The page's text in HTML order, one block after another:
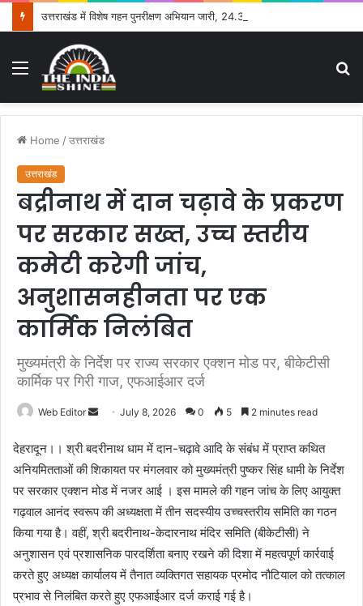
Menu
Home /उत्तराखंड
उत्तराखंड
बद्रीनाथ में दान चढ़ावे के प्रकरण
पर सरकार सख्त, उच्च स्तरीय
कमेटी करेगी जांच,
अनुशासनहीनता पर एक
कार्मिक निलंबित
मुख्यमंत्री के निर्देश पर राज्य सरकार एक्शन मोड पर, बीकेटीसी
कार्मिक पर गिरी गाज, एफआईआर दर्ज
Web Editor
n
d
a
n
e
m
a
July 8, 2026 0 5 2 minutes read
देहरादून।। श्री बदरीनाथ धाम में दान-चढ़ावे आदि के संबंध में प्राप्त कथित
अनियमितताओं की शिकायत पर मंगलवार को मुख्यमंत्री पुष्कर सिंह धामी के निर्देश
पर सरकार एक्शन मोड में नजर आई । इस मामले की गहन जांच के लिए आयुक्त
गढ़वाल आनंद स्वरूप की अध्यक्षता में तीन सदस्यीय उच्चस्तरीय समिति का गठन
किया गया है। वहीं, श्री बदरीनाथ-केदारनाथ मंदिर समिति (बीकेटीसी) ने
अनुशासन एवं प्रशासनिक पारदर्शिता बनाए रखने की दिशा में महत्वपूर्ण कार्रवाई
करते हुए अध्यक्ष कार्यालय में तैनात व्यक्तिगत सहायक प्रमोद नौटियाल को तत्काल
प्रभाव से निलंबित करते हुए एफआईआर दर्ज कराई गई है।